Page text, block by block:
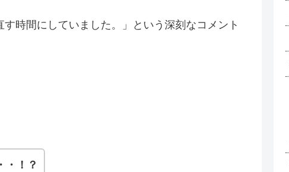
時間にしていました。」という深刻なコメント
・！？